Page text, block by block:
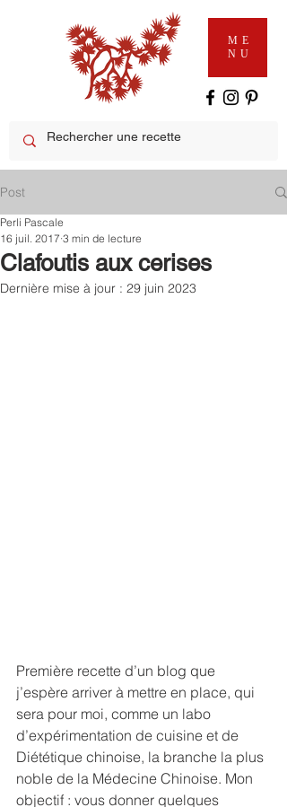
ME
NU
Post
Clafoutis aux cerises
Perli Pascale
16 juil. 2017 3 min de lecture
Dernière mise à jour : 29 juin 2023
Première recette d’un blog que
j’espère arriver à mettre en place, qui
sera pour moi, comme un labo
d’expérimentation de cuisine et de
Diététique chinoise, la branche la plus
noble de la Médecine Chinoise. Mon
objectif : vous donner quelques